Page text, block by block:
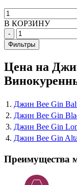
В КОРЗИНУ
-
Фильтры
Цена на
1 . Джин Bee Gin
2. Джин Bee Gin
3. Джин Bee Gin
4. Джин Bee Gin
Преимущества